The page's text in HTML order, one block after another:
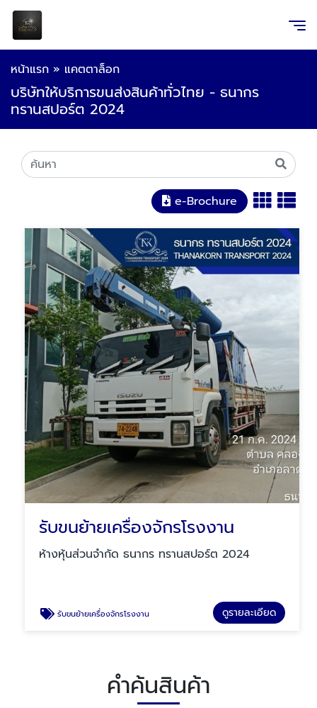
หน้าแรก » แคตตาล็อก
บริษัทให้บริการขนส่งสินค้าทั่วไทย - ธนากร
ทรานสปอร์ต 2024
e-Brochure
รับขนย้ายเครื่องจักรโรงงาน
ห้างหุ้นส่วนจำกัด ธนากร ทรานสปอร์ต 2024
รับขนย้ายเครื่องจักรโรงงาน ดูรายละเอียด
คำค้นสินค้า